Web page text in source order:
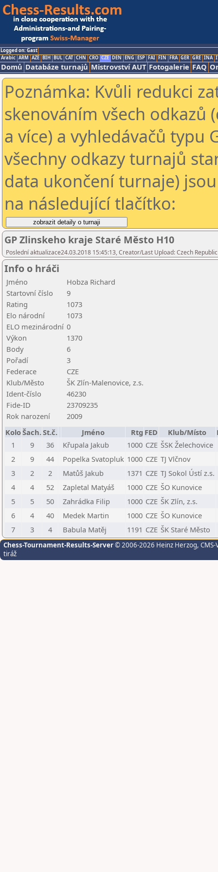
Logged on: Gast
Arabic ARM AZE BIH BUL CAT CHN CRO CZE DEN ENG ESP FAI FIN FRA GER GRE INA
Domů Databáze turnajů Mistrovství AUT Fotogalerie FAQ
Poznámka: Kvůli redukci
skenováním všech odkazů
a více) a vyhledávačů typu
všechny odkazy turnajů
data ukončení turnaje)
na následující tlačítko:
GP Zlinskeho kraje Staré Město H10
Poslední aktualizace24.03.2018 15:45:13, Creator/Last Upload: Czech
Info o hráči
Jméno
Hobza Richard
Startovní číslo
9
Rating
1073
Elo národní
1073
ELO mezinárodní 0
Výkon
1370
Body
6
Pořadí
3
Federace
CZE
Klub/Město
ŠK Zlín-Malenovice, z.s.
Ident-číslo
46230
Fide-ID
23709235
Rok narození
2009
KoloŠach.St.č. Jméno Rtg FED Klub/Místo
1
9 36 Křupala Jakub 1000 CZE ŠSK Želechovice
2
9 44 Popelka Svatopluk 1000 CZE TJ Vlčnov
3
2 2 Matůš Jakub 1371 CZE TJ Sokol Ústí z.s.
4
4 52 Zapletal Matyáš 1000 CZE ŠO Kunovice
5
5 50 Zahrádka Filip 1000 CZE ŠK Zlín, z.s.
6
4 40 Medek Martin 1000 CZE ŠO Kunovice
7
3 4 Babula Matěj 1191 CZE ŠK Staré Město
Chess-Tournament-Results-Server© 2006-2026 Heinz Herzog,
tiráž